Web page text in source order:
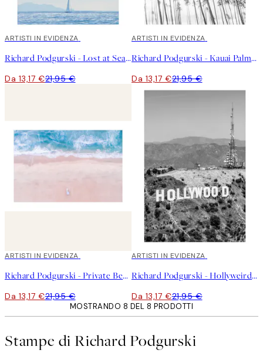
40%*
ARTISTI IN EVIDENZA
Richard Podgurski - Lost at Sea Poster
Da 13,17 €21,95 €
40%*
ARTISTI IN EVIDENZA
Richard Podgurski - Kauai Palms Poster
Da 13,17 €21,95 €
40%*
ARTISTI IN EVIDENZA
Richard Podgurski - Private Beach Poster
Da 13,17 €21,95 €
40%*
ARTISTI IN EVIDENZA
Richard Podgurski - Hollyweird Poster
Da 13,17 €21,95 €
MOSTRANDO 8 DEL 8 PRODOTTI
Stampe di Richard Podgurski